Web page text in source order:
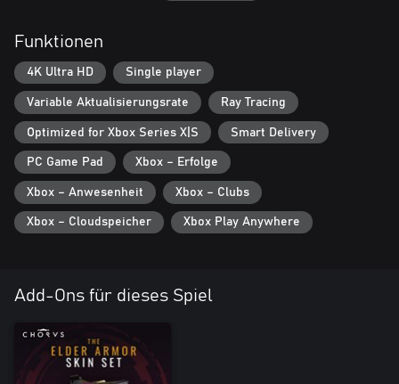
Funktionen
4K Ultra HD Single player
Variable Aktualisierungsrate Ray Tracing
Optimized for Xbox Series X|S Smart Delivery
PC Game Pad Xbox – Erfolge
Xbox – Anwesenheit Xbox – Clubs
Xbox – Cloudspeicher Xbox Play Anywhere
Add-Ons für dieses Spiel